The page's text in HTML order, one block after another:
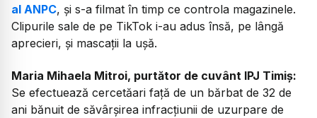
al ANPC, și s-a filmat în timp ce controla magazinele.
Clipurile sale de pe TikTok i-au adus însă, pe lângă
aprecieri, și mascații la ușă.
Maria Mihaela Mitroi, purtător de cuvânt IPJ Timiș:
Se efectuează cercetăari față de un bărbat de 32 de
ani bănuit de săvârșirea infracțiunii de uzurpare de